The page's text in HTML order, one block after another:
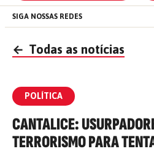
SIGA NOSSAS REDES
← Todas as notícias
POLÍTICA
CANTALICE:
TERRORISMO PARA